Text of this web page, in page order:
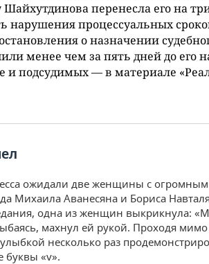
Шайхутдинова перенесла его на
нарушения процессуальных
о назначении
менее чем за пять дней до его
и подсудимых — в материале
ожидали две женщины с
Михаила Аванесяна и Бориса
одна из женщин выкрикнула:
махнул ей рукой. Проходя мимо
несколько раз
«v».